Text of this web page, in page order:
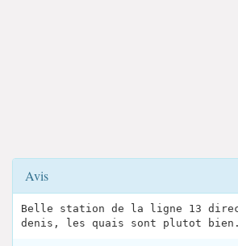
Avis
Belle station de la ligne 13
denis, les quais sont plutot bien.